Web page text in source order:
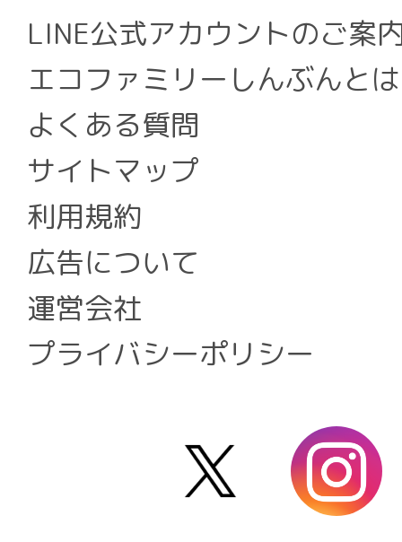
LINE公式アカウントのご案
エコファミリーしんぶんとは
よくある質問
サイトマップ
利用規約
広告について
運営会社
プライバシーポリシー